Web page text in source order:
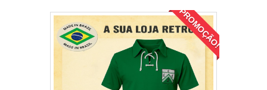
PROMOÇÃO!